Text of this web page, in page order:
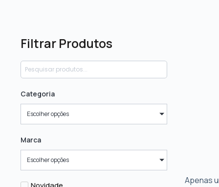
Filtrar Produtos
Categoria
Escolher opções
Marca
Escolher opções
Apenas